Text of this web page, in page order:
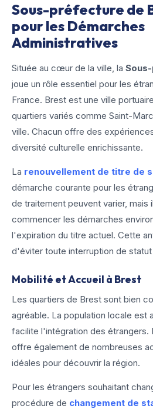
Sous-préfecture de
pour les Démarches
Administratives
Située au cœur de la ville, la
joue un rôle essentiel pour les
France. Brest est une ville
quartiers variés comme Saint-
ville. Chacun offre des
diversité culturelle enrichissante.
La renouvellement de titre de
démarche courante pour les
de traitement peuvent varier, mais
commencer les démarches
l'expiration du titre actuel. Cette
d'éviter toute interruption de statut
Mobilité et Accueil à Brest
Les quartiers de Brest sont bien
agréable. La population locale est
facilite l'intégration des étrangers.
offre également de nombreuses
idéales pour découvrir la région.
Pour les étrangers souhaitant
procédure de changement de